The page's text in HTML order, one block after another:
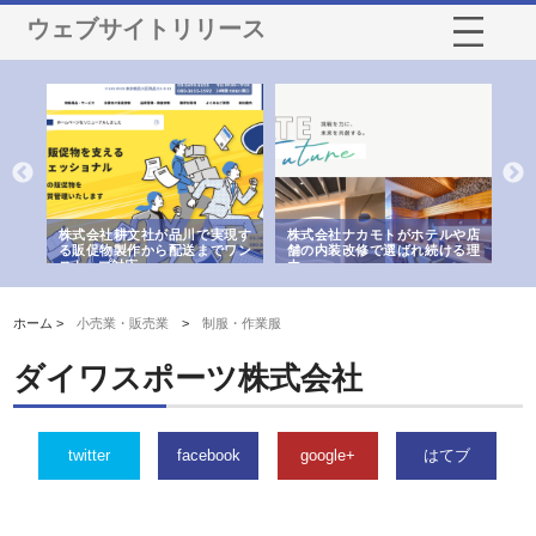
ウェブサイトリリース
株式会社耕文社が品川で実現す
る販促物製作から配送までワン
ストップ対応
株式会社ナカモトがホテルや店
舗の内装改修で選ばれ続ける理
由
ホーム >小売業・販売業 >制服・作業服
ダイワスポーツ株式会社
twitter facebook google+ はてブ